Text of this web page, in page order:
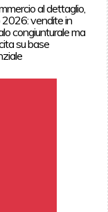
al dettaglio,
2026: vendite in
congiunturale ma
su base